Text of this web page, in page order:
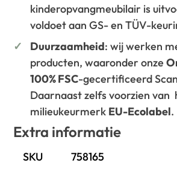
kinderopvangmeubilair is
voldoet aan GS- en TÜV-
Duurzaamheid: wij werken
producten, waaronder onze
100% FSC-gecertificeerd
Daarnaast zelfs voorzien van
milieukeurmerk EU-Ecolabel.
Extra informatie
SKU 758165